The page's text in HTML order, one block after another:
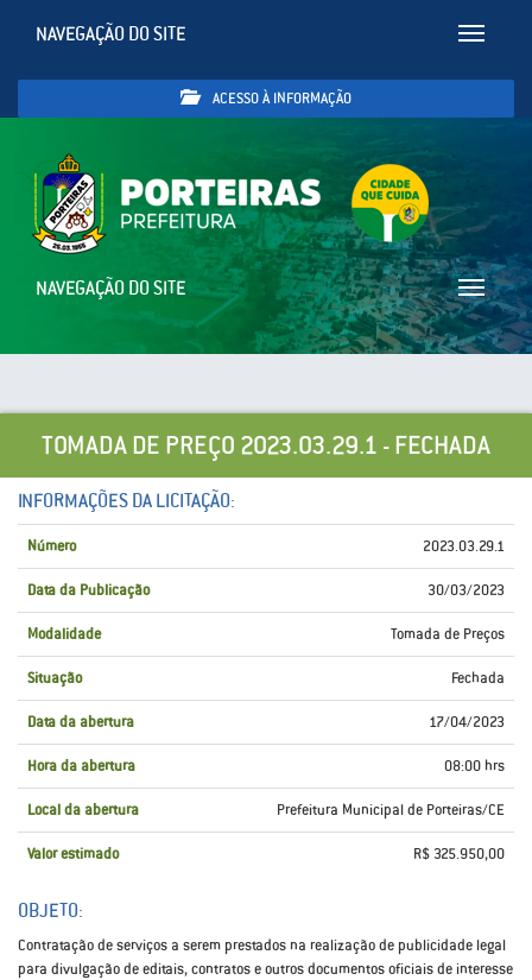
Toggle
NAVEGAÇÃO DO SITE
ACESSO À INFORMAÇÃO
Toggle
NAVEGAÇÃO DO SITE
TOMADA DE PREÇO 2023.03.29.1 - FECHADA
INFORMAÇÕES DA LICITAÇÃO:
Número 2023.03.29.1
Data da Publicação 30/03/2023
Modalidade Tomada de Preços
Situação Fechada
Data da abertura 17/04/2023
Hora da abertura 08:00 hrs
Local da abertura Prefeitura Municipal de Porteiras/CE
Valor estimado R$ 325.950,00
OBJETO:
Contratação de serviços a serem prestados na realização de publicidade legal
para divulgação de editais, contratos e outros documentos oficiais de interesse